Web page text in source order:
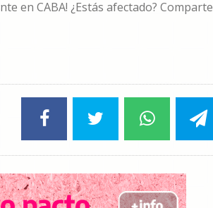
en CABA! ¿Estás afectado? Comparte